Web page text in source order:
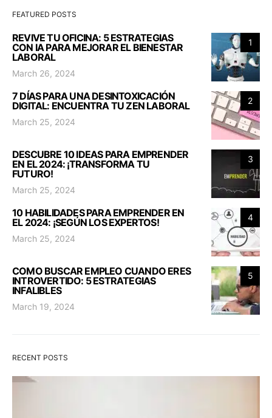
FEATURED POSTS
1
REVIVE TU OFICINA: 5 ESTRATEGIAS
CON IA PARA MEJORAR EL BIENESTAR
LABORAL
March 26, 2024
2
7 DÍAS PARA UNA DESINTOXICACIÓN
DIGITAL: ENCUENTRA TU ZEN LABORAL
March 25, 2024
3
DESCUBRE 10 IDEAS PARA EMPRENDER
EN EL 2024: ¡TRANSFORMA TU
FUTURO!
March 25, 2024
4
10 HABILIDADES PARA EMPRENDER EN
EL 2024: ¡SEGÚN LOS EXPERTOS!
March 25, 2024
5
COMO BUSCAR EMPLEO CUANDO ERES
INTROVERTIDO: 5 ESTRATEGIAS
INFALIBLES
March 19, 2024
RECENT POSTS